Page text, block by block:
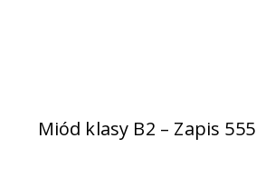
Miód klasy B2 – Zapis 555